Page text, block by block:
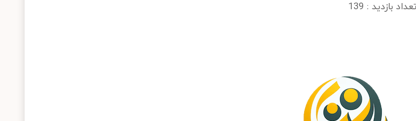
تعداد بازدید : 139